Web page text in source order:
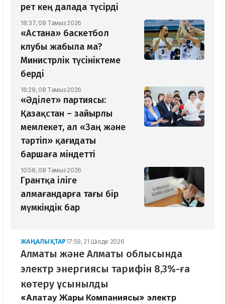
рет кең далада түсірді
18:37, 08 Тамыз 2026
«Астана» баскетбол
клубы жабыла ма?
Министрлік түсініктеме
берді
16:29, 08 Тамыз 2026
«Әділет» партиясы:
Қазақстан – зайырлы
мемлекет, ал «Заң және
тәртіп» қағидаты
баршаға міндетті
10:58, 08 Тамыз 2026
Грантқа іліге
алмағандарға тағы бір
мүмкіндік бар
ЖАҢАЛЫҚТАР 17:59, 21 Шілде 2026
Алматы және Алматы облысында
электр энергиясы тарифін 8,3%-ға
көтеру ұсынылды
«Алатау Жарық Компаниясы» электр